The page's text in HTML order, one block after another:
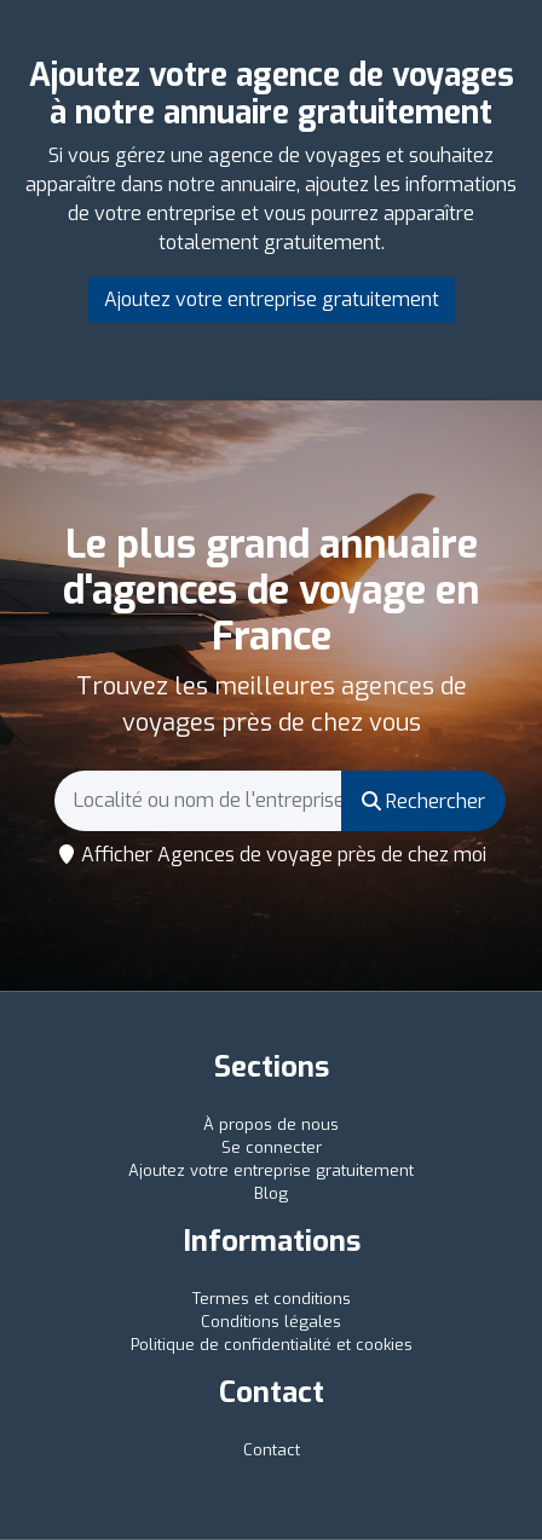
Ajoutez votre agence de voyages
à notre annuaire gratuitement
Si vous gérez une agence de voyages et souhaitez
apparaître dans notre annuaire, ajoutez les informations
de votre entreprise et vous pourrez apparaître
totalement gratuitement.
Ajoutez votre entreprise gratuitement
Le plus grand annuaire
d'agences de voyage en
France
Trouvez les meilleures agences de
voyages près de chez vous
Rechercher
Afficher Agences de voyage près de chez moi
Sections
À propos de nous
Se connecter
Ajoutez votre entreprise gratuitement
Blog
Informations
Termes et conditions
Conditions légales
Politique de confidentialité et cookies
Contact
Contact